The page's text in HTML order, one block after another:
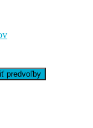
predvoľby